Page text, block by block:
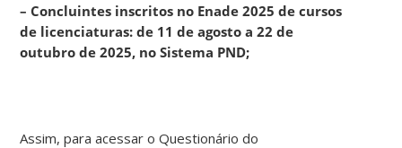
– Concluintes inscritos no Enade 2025 de cursos
de licenciaturas: de 11 de agosto a 22 de
outubro de 2025, no Sistema PND;
Assim, para acessar o Questionário do